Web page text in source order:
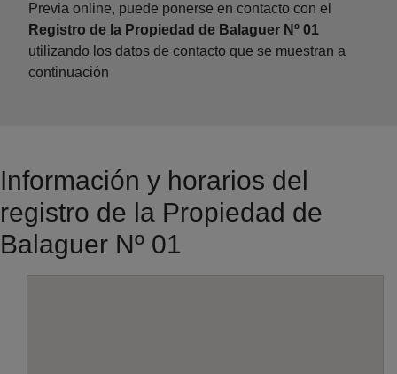
Previa online, puede ponerse en contacto con el
Registro de la Propiedad de Balaguer Nº 01
utilizando los datos de contacto que se muestran a
continuación
Información y horarios del
registro de la Propiedad de
Balaguer Nº 01